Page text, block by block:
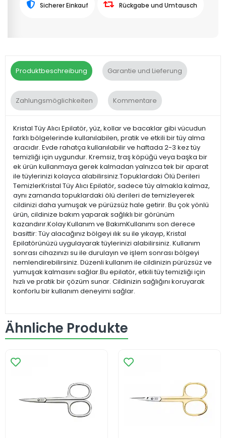
Sicherer Einkauf Rückgabe und Umtausch
Produktbeschreibung Garantie und Lieferung
Zahlungsmöglichkeiten Kommentare
Kristal Tüy Alıcı Epilatör, yüz, kollar ve bacaklar gibi vücudun
farklı bölgelerinde kullanılabilen, pratik ve etkili bir tüy alma
aracıdır. Evde rahatça kullanılabilir ve haftada 2-3 kez tüy
temizliği için uygundur. Kremsiz, traş köpüğü veya başka bir
ek ürün kullanmaya gerek kalmadan yalnızca tek bir aparat
ile tüylerinizi kolayca alabilirsiniz.Topuklardaki Ölü Derileri
TemizlerKristal Tüy Alıcı Epilatör, sadece tüy almakla kalmaz,
aynı zamanda topuklardaki ölü derileri de temizleyerek
cildinizi daha yumuşak ve pürüzsüz hale getirir. Bu çok yönlü
ürün, cildinize bakım yaparak sağlıklı bir görünüm
kazandırır.Kolay Kullanım ve BakımKullanımı son derece
basittir: Tüy alacağınız bölgeyi ılık su ile yıkayıp, Kristal
Epilatörünüzü uygulayarak tüylerinizi alabilirsiniz. Kullanım
sonrası cihazınızı su ile durulayın ve işlem sonrası bölgeyi
nemlendirebilirsiniz. Düzenli kullanım ile cildinizin pürüzsüz ve
yumuşak kalmasını sağlar.Bu epilatör, etkili tüy temizliği için
hızlı ve pratik bir çözüm sunar. Cildinizin sağlığını koruyarak
konforlu bir kullanım deneyimi sağlar.
Ähnliche Produkte